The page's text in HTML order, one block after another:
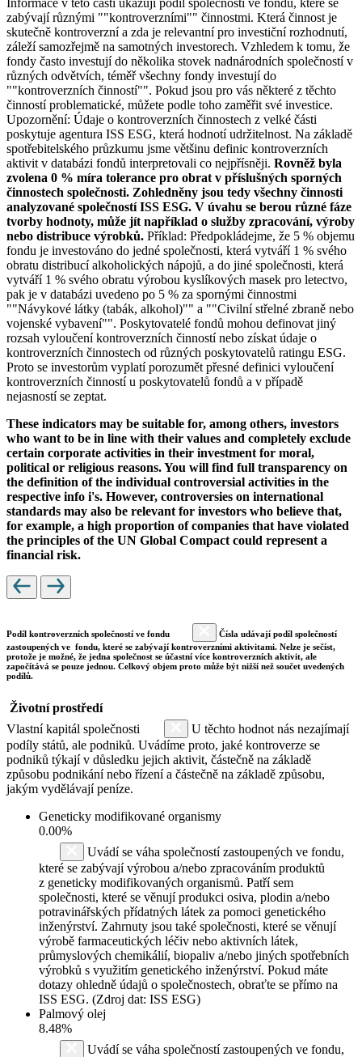
zabývají různými ""kontroverzními"" činnostmi. Která činnost je
skutečně kontroverzní a zda je relevantní pro investiční rozhodnutí,
záleží samozřejmě na samotných investorech. Vzhledem k tomu, že
fondy často investují do několika stovek nadnárodních společností v
různých odvětvích, téměř všechny fondy investují do
""kontroverzních činností"". Pokud jsou pro vás některé z těchto
činností problematické, můžete podle toho zaměřit své investice.
Upozornění: Údaje o kontroverzních činnostech z velké části
poskytuje agentura ISS ESG, která hodnotí udržitelnost. Na základě
spotřebitelského průzkumu jsme většinu definic kontroverzních
aktivit v databázi fondů interpretovali co nejpřísněji. Rovněž byla
zvolena 0 % míra tolerance pro obrat v příslušných sporných
činnostech společnosti. Zohledněny jsou tedy všechny činnosti
analyzované společností ISS ESG. V úvahu se berou různé fáze
tvorby hodnoty, může jít například o služby zpracování, výroby
nebo distribuce výrobků. Příklad: Předpokládejme, že 5 % objemu
fondu je investováno do jedné společnosti, která vytváří 1 % svého
obratu distribucí alkoholických nápojů, a do jiné společnosti, která
vytváří 1 % svého obratu výrobou kyslíkových masek pro letectvo,
pak je v databázi uvedeno po 5 % za spornými činnostmi
""Návykové látky (tabák, alkohol)"" a ""Civilní střelné zbraně nebo
vojenské vybavení"". Poskytovatelé fondů mohou definovat jiný
rozsah vyloučení kontroverzních činností nebo získat údaje o
kontroverzních činnostech od různých poskytovatelů ratingu ESG.
Proto se investorům vyplatí porozumět přesné definici vyloučení
kontroverzních činností u poskytovatelů fondů a v případě
nejasností se zeptat.
These indicators may be suitable for, among others, investors
who want to be in line with their values and completely exclude
certain corporate activities in their investment for moral,
political or religious reasons. You will find full transparency on
the definition of the individual controversial activities in the
respective info i's. However, controversies on international
standards may also be relevant for investors who believe that,
for example, a high proportion of companies that have violated
the principles of the UN Global Compact could represent a
financial risk.
Podíl kontroverzních společností ve fondu
Čísla udávají podíl společností
zastoupených ve fondu, které se zabývají kontroverzními aktivitami. Nelze je sečíst,
protože je možné, že jedna společnost se účastní více kontroverzních aktivit, ale
započítává se pouze jednou. Celkový objem proto může být nižší než součet uvedených
podílů.
Životní prostředí
Vlastní kapitál společnosti
U těchto hodnot nás nezajímají
podíly států, ale podniků. Uvádíme proto, jaké kontroverze se
podniků týkají v důsledku jejich aktivit, částečně na základě
způsobu podnikání nebo řízení a částečně na základě způsobu,
jakým vydělávají peníze.
Geneticky modifikované organismy
0.00%
Uvádí se váha společností zastoupených ve fondu,
které se zabývají výrobou a/nebo zpracováním produktů
z geneticky modifikovaných organismů. Patří sem
společnosti, které se věnují produkci osiva, plodin a/nebo
potravinářských přídatných látek za pomoci genetického
inženýrství. Zahrnuty jsou také společnosti, které se věnují
výrobě farmaceutických léčiv nebo aktivních látek,
průmyslových chemikálií, biopaliv a/nebo jiných spotřebních
výrobků s využitím genetického inženýrství. Pokud máte
dotazy ohledně údajů o společnostech, obraťte se přímo na
ISS ESG. (Zdroj dat: ISS ESG)
Palmový olej
8.48%
Uvádí se váha společností zastoupených ve fondu,